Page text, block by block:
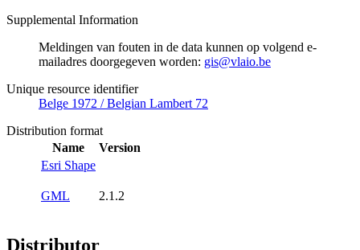
Supplemental Information
Meldingen van fouten in de data kunnen op volgend e-
mailadres doorgegeven worden: gis@vlaio.be
Unique resource identifier
Belge 1972 / Belgian Lambert 72
Distribution format
Name
Version
Esri Shape
GML 2.1.2
Distributor